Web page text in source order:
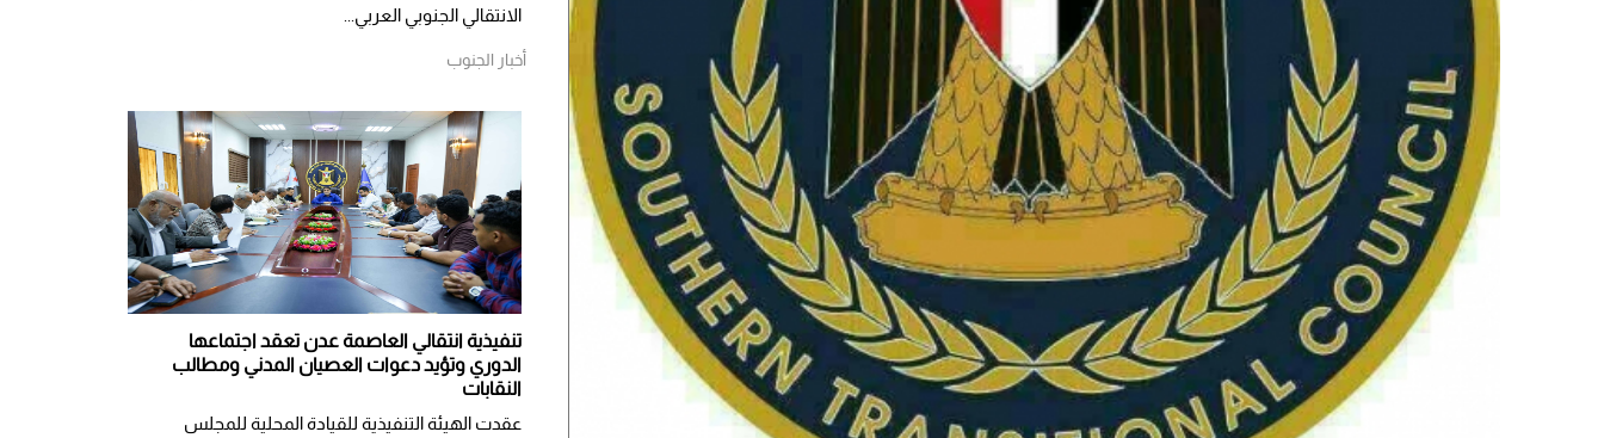
الانتقالي الجنوبي العربي...
أخبار الجنوب
تنفيذية انتقالي العاصمة عدن تعقد اجتماعها
الدوري وتؤيد دعوات العصيان المدني ومطالب
النقابات
​عقدت الهيئة التنفيذية للقيادة المحلية للمجلس